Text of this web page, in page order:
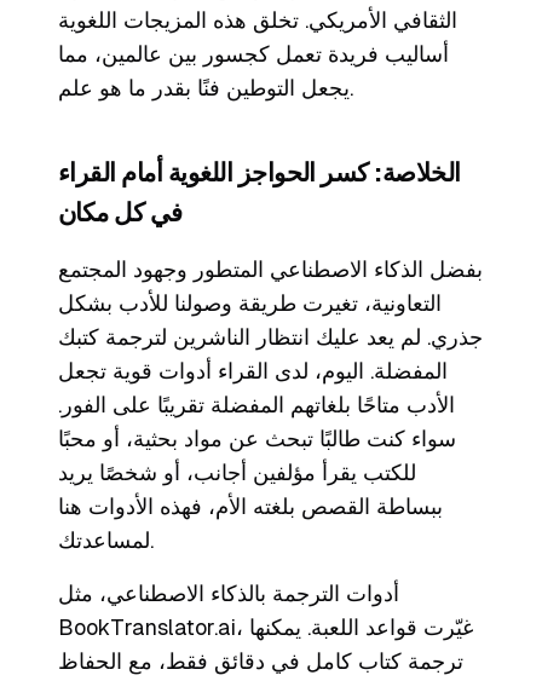
الثقافي الأمريكي. تخلق هذه المزيجات اللغوية
أساليب فريدة تعمل كجسور بين عالمين، مما
يجعل التوطين فنًا بقدر ما هو علم.
الخلاصة: كسر الحواجز اللغوية أمام القراء
في كل مكان
بفضل الذكاء الاصطناعي المتطور وجهود المجتمع
التعاونية، تغيرت طريقة وصولنا للأدب بشكل
جذري. لم يعد عليك انتظار الناشرين لترجمة كتبك
المفضلة. اليوم، لدى القراء أدوات قوية تجعل
الأدب متاحًا بلغاتهم المفضلة تقريبًا على الفور.
سواء كنت طالبًا تبحث عن مواد بحثية، أو محبًا
للكتب يقرأ مؤلفين أجانب، أو شخصًا يريد
ببساطة القصص بلغته الأم، فهذه الأدوات هنا
لمساعدتك.
أدوات الترجمة بالذكاء الاصطناعي، مثل
BookTranslator.ai، غيّرت قواعد اللعبة. يمكنها
ترجمة كتاب كامل في دقائق فقط، مع الحفاظ